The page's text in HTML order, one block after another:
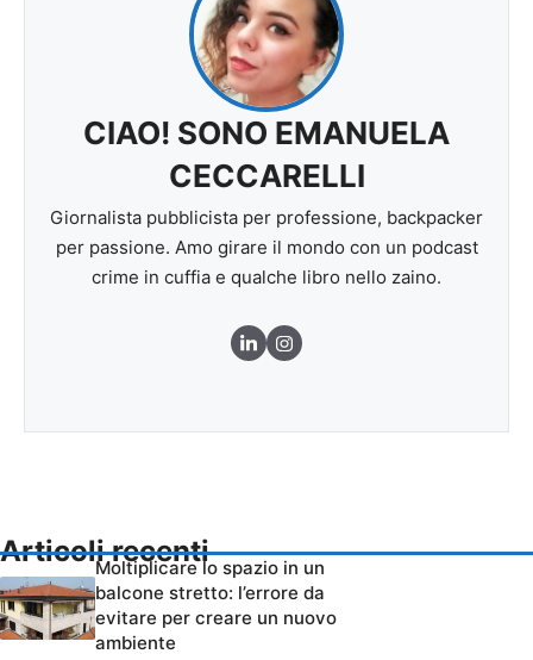
CIAO! SONO EMANUELA
CECCARELLI
Giornalista pubblicista per professione, backpacker
per passione. Amo girare il mondo con un podcast
crime in cuffia e qualche libro nello zaino.
Articoli recenti
Moltiplicare lo spazio in un
balcone stretto: l’errore da
evitare per creare un nuovo
ambiente